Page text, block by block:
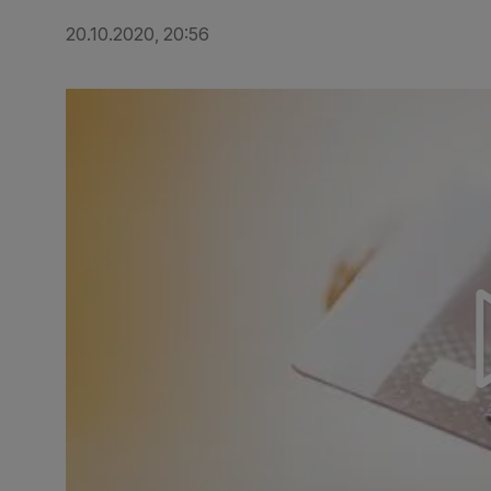
20.10.2020, 20:56